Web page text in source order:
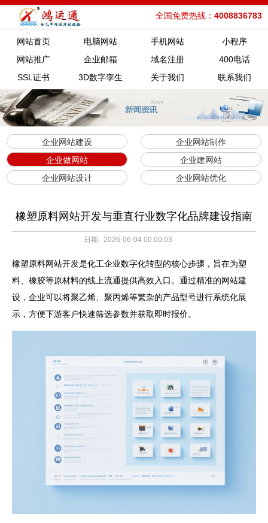
全国免费热线： 4008836783
网站首页 电脑网站 手机网站
小程序
网站推广
企业邮箱 域名注册
400电话
SSL证书
3D数字孪生 关于我们 联系我们
企业网站建设
企业网站制作
企业做网站
企业建网站
企业网站设计
企业网站优化
橡塑原料网站开发与垂直行业数字化品牌建设指南
日期 : 2026-06-04 00:00:03
橡塑原料网站开发是化工企业数字化转型的核心步骤，旨在为塑
料、橡胶等原材料的线上流通提供高效入口。通过精准的网站建
设，企业可以将聚乙烯、聚丙烯等繁杂的产品型号进行系统化展
示，方便下游客户快速筛选参数并获取即时报价。